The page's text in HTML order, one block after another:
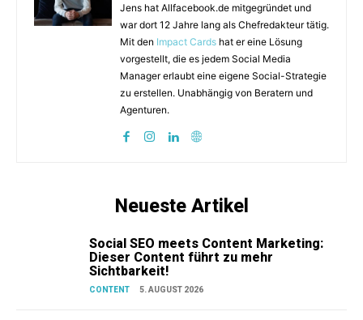
Jens hat Allfacebook.de mitgegründet und
war dort 12 Jahre lang als Chefredakteur tätig.
Mit den Impact Cards hat er eine Lösung
vorgestellt, die es jedem Social Media
Manager erlaubt eine eigene Social-Strategie
zu erstellen. Unabhängig von Beratern und
Agenturen.
Neueste Artikel
Social SEO meets Content Marketing:
Dieser Content führt zu mehr
Sichtbarkeit!
CONTENT 5. AUGUST 2026